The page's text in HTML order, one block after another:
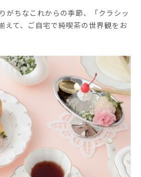
がちなこれからの季節、「クラシッ
えて、ご自宅で純喫茶の世界観をお